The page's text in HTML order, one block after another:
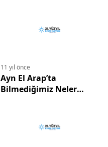
11 yıl önce
Ayn El Arap’ta
Bilmediğimiz Neler